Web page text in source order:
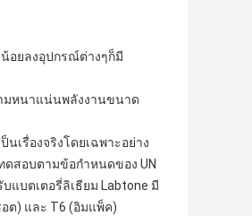
อยลงอุปกรณ์ต่างๆก็มี
ามหนาแน่นพลังงานขนาด
นเรื่องจริงโดยเฉพาะอย่าง
ดสอบตามข้อกำหนดของ UN
แบตเตอรี่ลิเธียม Labtone มี
ต) และ T6 (อิมแพ็ค)